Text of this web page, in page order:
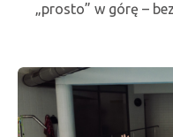
„prosto” w górę –
uciążliwe. W